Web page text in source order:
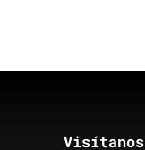
Visítanos